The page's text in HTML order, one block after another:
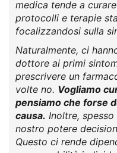
medica tende a
protocolli e terapie
focalizzandosi sulla
Naturalmente, ci
dottore ai primi
prescrivere un
volte no. Vogliamo
pensiamo che forse
causa. Inoltre,
nostro potere
Questo ci rende